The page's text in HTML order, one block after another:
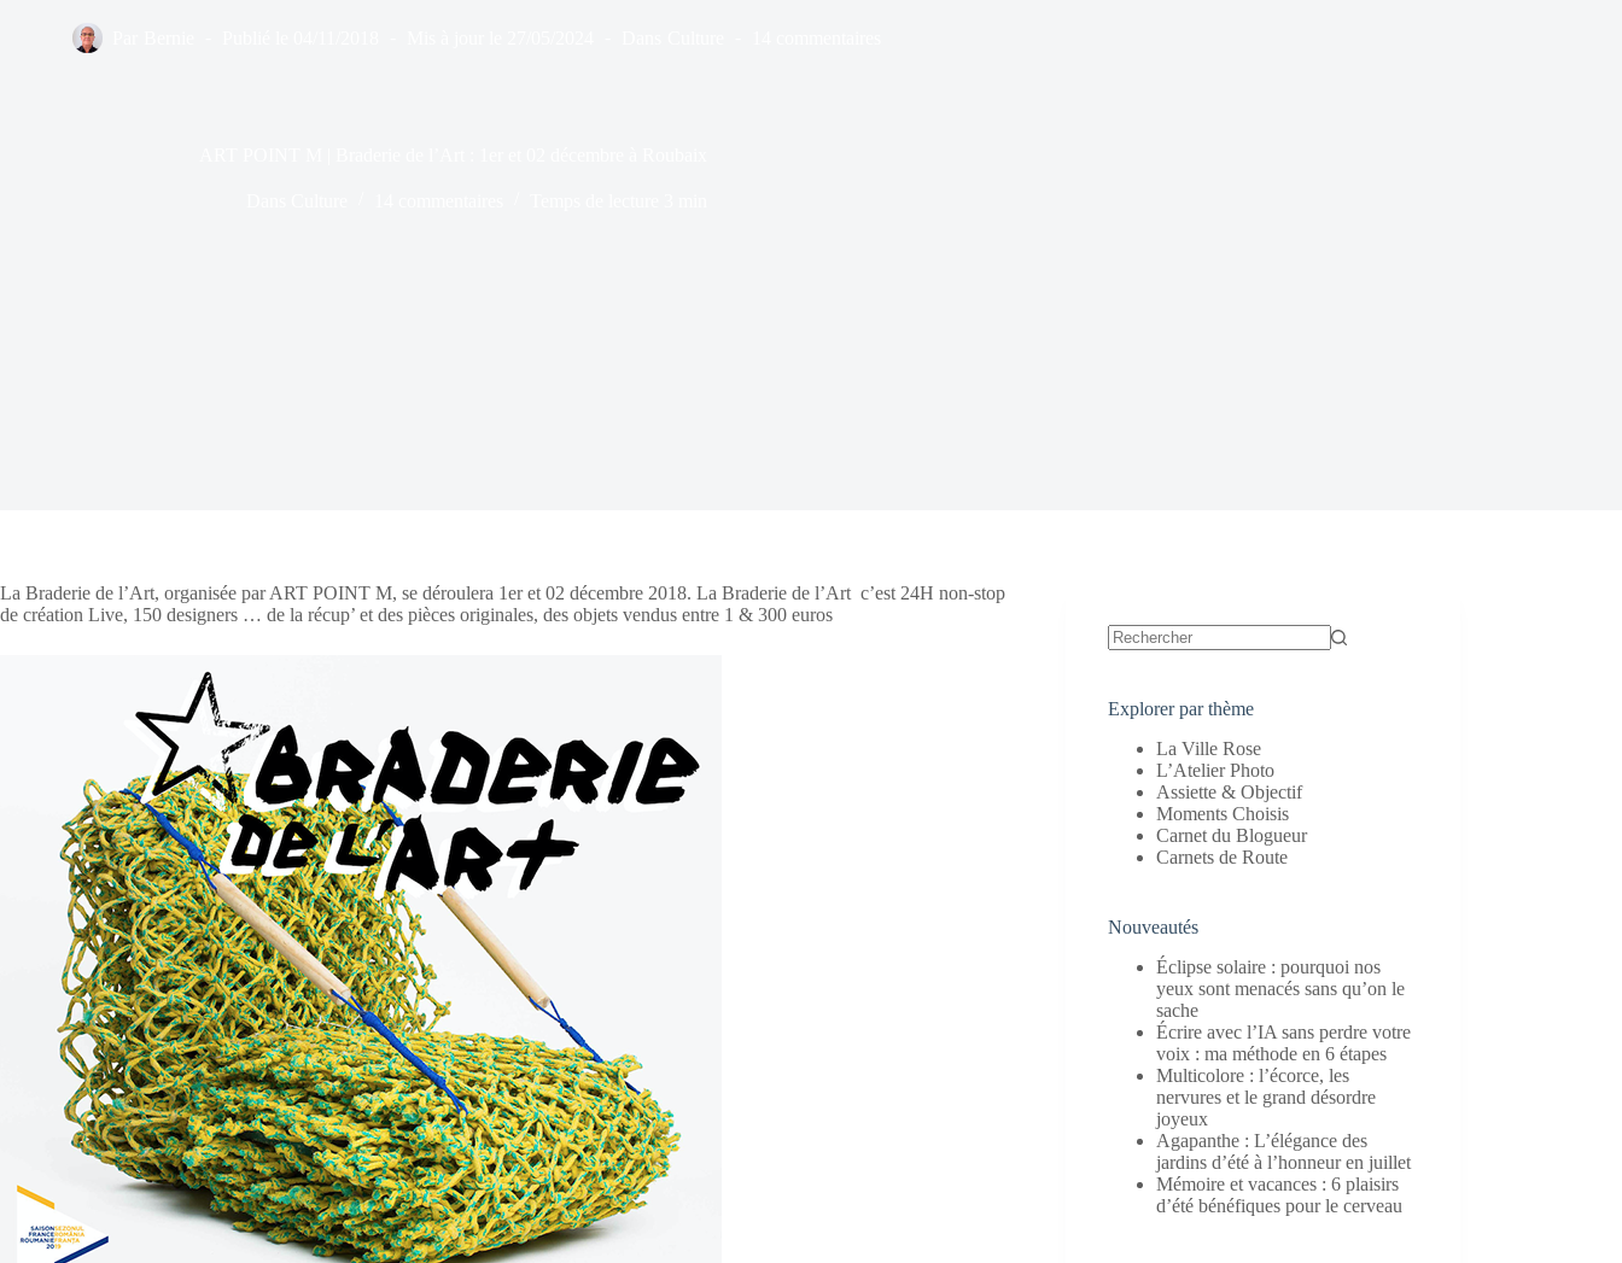
La Braderie de l’Art, organisée par ART POINT M, se déroulera 1er et 02 décembre 2018. La Braderie de l’Art c’est 24H non-stop
de création Live, 150 designers … de la récup’ et des pièces originales, des objets vendus entre 1 & 300 euros
Explorer par thème
La Ville Rose
L’Atelier Photo
Assiette & Objectif
Moments Choisis
Carnet du Blogueur
Carnets de Route
Nouveautés
Éclipse solaire : pourquoi nos
yeux sont menacés sans qu’on le
sache
Écrire avec l’IA sans perdre votre
voix : ma méthode en 6 étapes
Multicolore : l’écorce, les
nervures et le grand désordre
joyeux
Agapanthe : L’élégance des
jardins d’été à l’honneur en juillet
Mémoire et vacances : 6 plaisirs
d’été bénéfiques pour le cerveau